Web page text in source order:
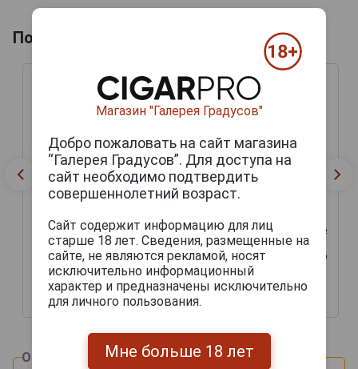
Похожие напитки по году производства
Saint Christeau Millesime
1970 years Арманьяк
Сент Кристо Миллезимэ
1970 года 0.7л в
деревянной упаковке
50 000 руб.
Saint Christeau Millesime
1970 years Арманьяк
Сент Кристо Миллезимэ
1970 года 0.7л в
деревянной упаковке
Оцените и напишите отзыв:
Магазин "Галерея Градусов"
Добро пожаловать на сайт магазина
“Галерея Градусов”. Для доступа на
сайт необходимо подтвердить
совершеннолетний возраст.
Сайт содержит информацию для лиц
старше 18 лет. Сведения, размещенные на
сайте, не являются рекламой, носят
исключительно информационный
характер и предназначены исключительно
для личного пользования.
Мне больше 18 лет